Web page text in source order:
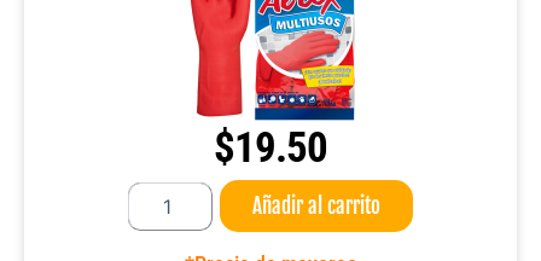
$19.50
Guante
Multiusos
Añadir al carrito